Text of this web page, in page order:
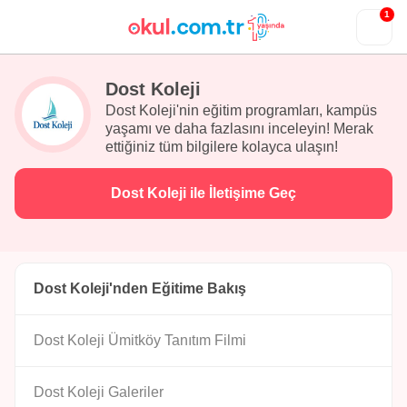
1
Dost Koleji
Dost Koleji'nin eğitim programları, kampüs
yaşamı ve daha fazlasını inceleyin! Merak
ettiğiniz tüm bilgilere kolayca ulaşın!
Dost Koleji ile İletişime Geç
Dost Koleji'nden Eğitime Bakış
Dost Koleji Ümitköy Tanıtım Filmi
Dost Koleji Galeriler